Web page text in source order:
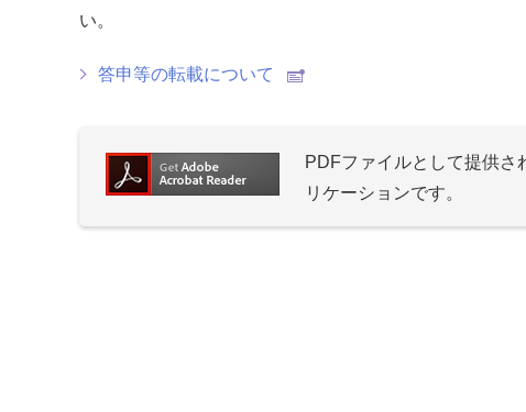
い。
答申等の転載について
PDFファイルとして提供さ
リケーションです。